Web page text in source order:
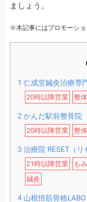
ましょう。
※本記事にはプロモーシ
1 仁成堂鍼灸治療専
20時以降営業 整体
2かんだ駅前整骨院
20時以降営業 整体
3治療院 RESET（リ
21時以降営業 も
鍼灸
4山根悟筋骨格LABO